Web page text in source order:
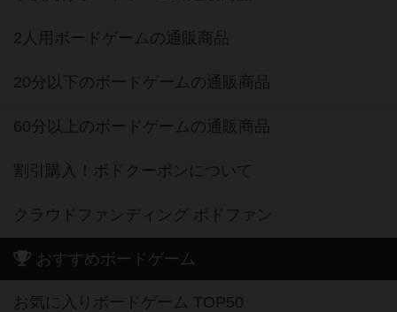
2人用ボードゲームの通販商品
20分以下のボードゲームの通販商品
60分以上のボードゲームの通販商品
割引購入！ボドクーポンについて
クラウドファンディング ボドファン
おすすめボードゲーム
お気に入りボードゲーム TOP50